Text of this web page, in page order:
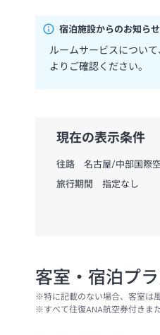
宿泊施設からのお知ら
ルームサービスについ
よりご確認ください。
現在の表示条件
往路 名古屋/中部国際
旅行期間
指定なし
客室・宿泊プ
※特に記載のない場合、客室は
※すべて往復ANA航空券付きま